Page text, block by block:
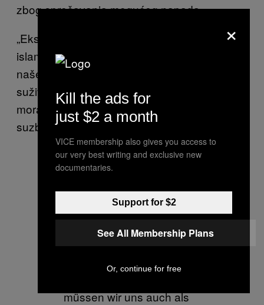
zbog sprečavanja mogućeg napada.
„Ekstremizam – bilo s leve, desnice ili sa
islamističkom pozadinom – nema mesta u
našem društvu i želi da uništi naš miran
suživot“, napisao je Nehamer. „Mi kao društvo
moramo se braniti na otporan i snažan način i
suzbiti svaki oblik ekstremizma u korenu.”
Extremismus – egal ob
von links, rechts oder mit
islamistischem Hintergrund
– hat in unserer
Gesellschaft keinen Platz
und will unser friedliches
müssen wir uns auch als
×
Kill the ads for
just $2 a month
VICE membership also gives you access to
our very best writing and exclusive new
documentaries.
Support for $2
See All Membership Plans
Or, continue for free